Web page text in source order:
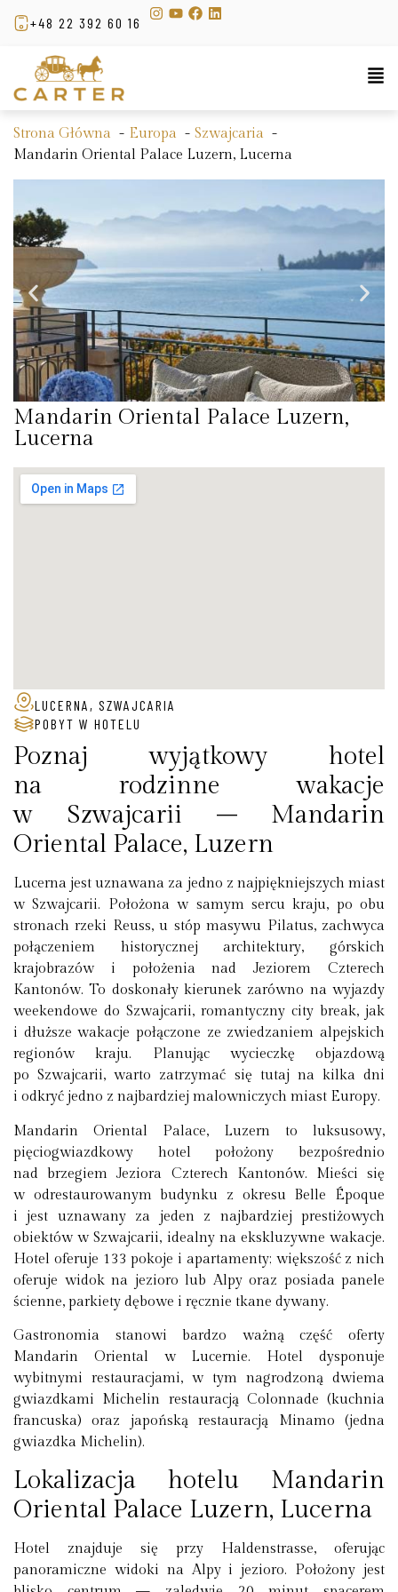
+48 22 392 60 16
Strona Główna Europa
Szwajcaria
Mandarin Oriental Palace Luzern, Lucerna
Mandarin Oriental Palace Luzern,
Lucerna
LUCERNA, SZWAJCARIA
POBYT W HOTELU
Poznaj wyjątkowy hotel
na rodzinne wakacje
w Szwajcarii – Mandarin
Oriental Palace, Luzern
Lucerna jest uznawana za jedno z najpiękniejszych miast
w Szwajcarii. Położona w samym sercu kraju, po obu
stronach rzeki Reuss, u stóp masywu Pilatus, zachwyca
połączeniem historycznej architektury, górskich
krajobrazów i położenia nad Jeziorem Czterech
Kantonów. To doskonały kierunek zarówno na wyjazdy
weekendowe do Szwajcarii, romantyczny city break, jak
i dłuższe wakacje połączone ze zwiedzaniem alpejskich
regionów kraju. Planując wycieczkę objazdową
po Szwajcarii, warto zatrzymać się tutaj na kilka dni
i odkryć jedno z najbardziej malowniczych miast Europy.
Mandarin Oriental Palace, Luzern to luksusowy,
pięciogwiazdkowy hotel położony bezpośrednio
nad brzegiem Jeziora Czterech Kantonów. Mieści się
w odrestaurowanym budynku z okresu Belle Époque
i jest uznawany za jeden z najbardziej prestiżowych
obiektów w Szwajcarii, idealny na ekskluzywne wakacje.
Hotel oferuje 133 pokoje i apartamenty; większość z nich
oferuje widok na jezioro lub Alpy oraz posiada panele
ścienne, parkiety dębowe i ręcznie tkane dywany.
Gastronomia stanowi bardzo ważną część oferty
Mandarin Oriental w Lucernie. Hotel dysponuje
wybitnymi restauracjami, w tym nagrodzoną dwiema
gwiazdkami Michelin restauracją Colonnade (kuchnia
francuska) oraz japońską restauracją Minamo (jedna
gwiazdka Michelin).
Lokalizacja hotelu Mandarin
Oriental Palace Luzern, Lucerna
Hotel znajduje się przy Haldenstrasse, oferując
panoramiczne widoki na Alpy i jezioro. Położony jest